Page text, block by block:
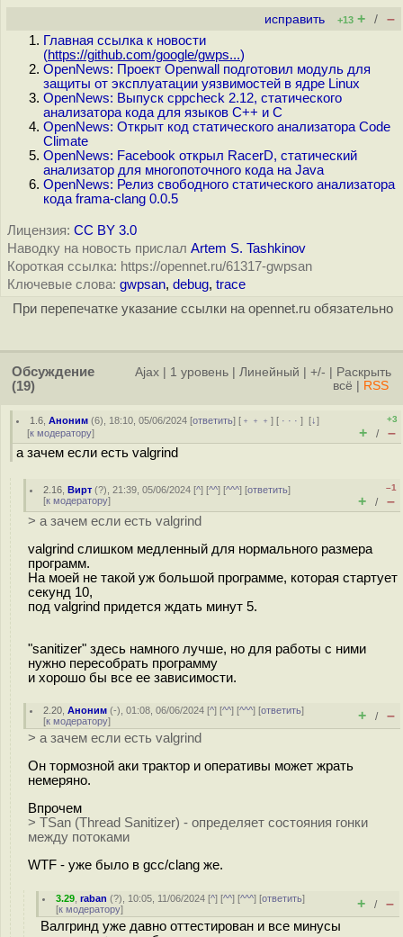
исправить +13 + / –
Главная ссылка к новости
(https://github.com/google/gwps...)
OpenNews: Проект Openwall подготовил модуль для
защиты от эксплуатации уязвимостей в ядре Linux
OpenNews: Выпуск cppcheck 2.12, статического
анализатора кода для языков C++ и С
OpenNews: Открыт код статического анализатора Code
Climate
OpenNews: Facebook открыл RacerD, статический
анализатор для многопоточного кода на Java
OpenNews: Релиз свободного статического анализатора
кода frama-clang 0.0.5
Лицензия: CC BY 3.0
Наводку на новость прислал Artem S. Tashkinov
Короткая ссылка: https://opennet.ru/61317-gwpsan
Ключевые слова: gwpsan, debug, trace
При перепечатке указание ссылки на opennet.ru обязательно
Обсуждение
(19)
Ajax 1 уровень Линейный +/-
Раскрыть
всё
RSS
1.6 ,Аноним (6), 18:10, 05/06/2024 [ответить] [ ﹢﹢﹢] [ · · ·][↓]
[к модератору]
+3
+ / –
а зачем если есть valgrind
2.16 ,Вирт (?), 21:39, 05/06/2024 [^] [^^] [^^^] [ответить]
[к модератору]
–1
+ / –
> а зачем если есть valgrind
valgrind слишком медленный для нормального размера
программ.
На моей не такой уж большой программе, которая стартует
секунд 10,
под valgrind придется ждать минут 5.
"sanitizer" здесь намного лучше, но для работы с ними
нужно пересобрать программу
и хорошо бы все ее зависимости.
2.20 ,Аноним (-), 01:08, 06/06/2024 [^] [^^] [^^^] [ответить]
[к модератору] + / –
> а зачем если есть valgrind
Он тормозной аки трактор и оперативы может жрать
немеряно.
Впрочем
> TSan (Thread Sanitizer) - определяет состояния гонки
между потоками
WTF - уже было в gcc/clang же.
3.29 ,raban (?), 10:05, 11/06/2024 [^] [^^] [^^^] [ответить]
[к модератору] + / –
Валгринд уже давно оттестирован и все минусы